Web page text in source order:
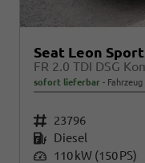
Seat Leon
sofort lieferbar
Fahrzeugnr. 23796
Kraftstoff Diesel
Leistung 110 kW (150 PS)